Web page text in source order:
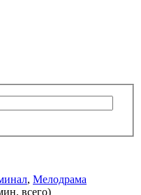
, Мелодрама
всего)